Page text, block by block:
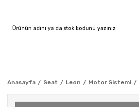
Anasayfa Seat Leon Motor Sistemi